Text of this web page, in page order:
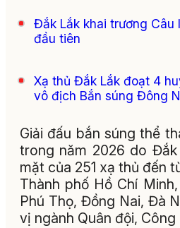
Đắk Lắk khai trương Câu
đầu tiên
Xạ thủ Đắk Lắk đoạt 4
vô địch Bắn súng Đông
Giải đấu bắn súng thể
trong năm 2026 do
mặt của 251 xạ thủ đến
Thành phố Hồ Chí
Phú Thọ, Đồng Nai, Đà
vị ngành Quân đội, Công